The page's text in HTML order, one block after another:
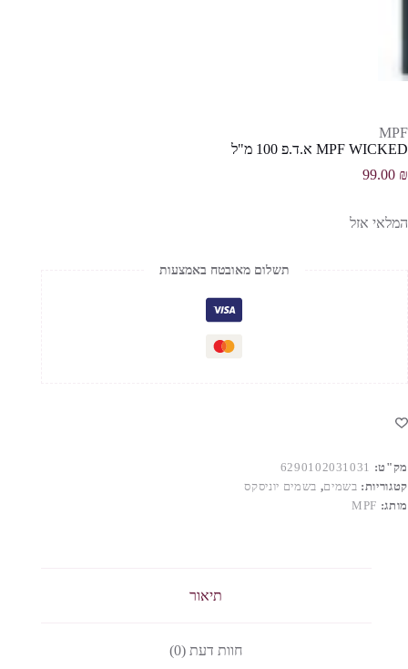
MPF
MPF WICKED א.ד.פ 100 מ"ל
99.00 ₪
המלאי אזל
תשלום מאובטח באמצעות
מק"ט: 6290102031031
קטגוריות: בשמים, בשמים יוניסקס
מותג: MPF
תיאור
חוות דעת (0)